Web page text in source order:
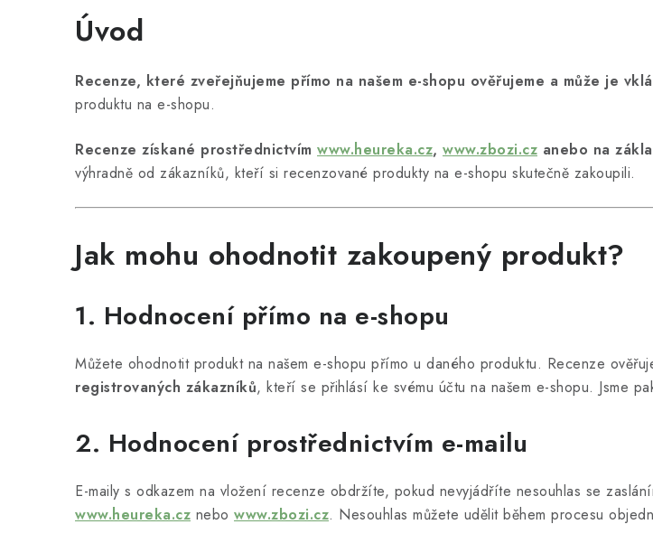
Úvod
Recenze, které zveřejňujeme přímo na našem e-shopu ověřujeme a může je
produktu na e-shopu.
Recenze získané prostřednictvím www.heureka.cz, www.zbozi.cz anebo na
výhradně od zákazníků, kteří si recenzované produkty na e-shopu skutečně zakoupili.
Jak mohu ohodnotit zakoupený produkt?
1. Hodnocení přímo na e-shopu
Můžete ohodnotit produkt na našem e-shopu přímo u daného produktu. Recenze
registrovaných zákazníků, kteří se přihlásí ke svému účtu na našem e-shopu. Jsme
2. Hodnocení prostřednictvím e-mailu
E-maily s odkazem na vložení recenze obdržíte, pokud nevyjádříte nesouhlas se
www.heureka.cz nebo www.zbozi.cz. Nesouhlas můžete udělit během procesu